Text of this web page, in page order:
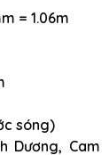
= 1.06m
sóng)
Dương, Cam